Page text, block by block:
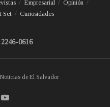
Empresarial
Opinión
Set Curiosidades
0616
de El Salvador